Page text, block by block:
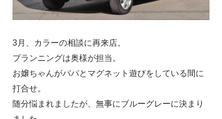
3月、カラーの相談に再来店。
プランニングは奥様が担当。
お嬢ちゃんがパパとマグネット遊びをしている間に
打合せ。
随分悩まれましたが、無事にブルーグレーに決まり